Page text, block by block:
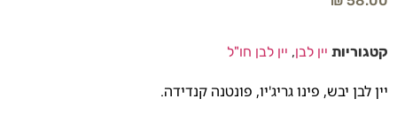
קטגוריות יין לבן, יין לבן חו"ל
יין לבן יבש, פינו גריג'יו, פונטנה קנדידה.